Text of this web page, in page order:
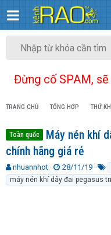
Đừng cố SPAM,
TRANG CHỦ TỔNG HỢP THỨ
Toàn quốc
Máy nén khí
chính hãng giá rẻ
T
h
r
nhuannhot
N
g
à
28/11/19
ừ
k
máy nén khí dây đai pegasus